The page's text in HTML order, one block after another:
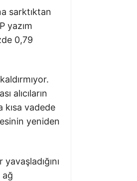
sarktıktan
yazım
0,79
alıcıların
kısa vadede
yeniden
ağ